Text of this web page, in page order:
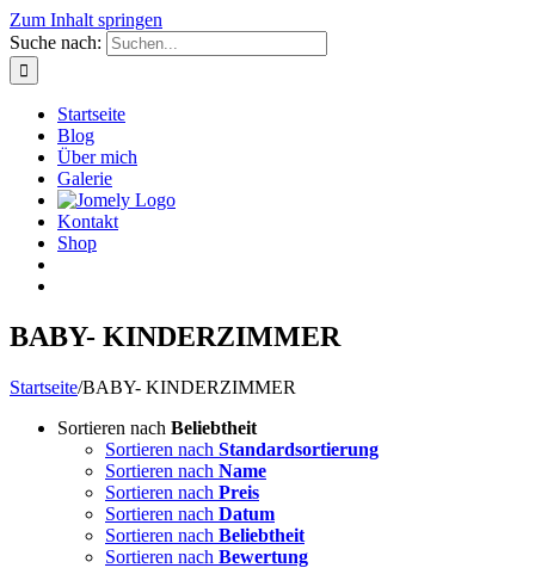
Zum Inhalt springen
Suche nach:
Startseite
Blog
Über mich
Galerie
Kontakt
Shop
BABY- KINDERZIMMER
Startseite/BABY- KINDERZIMMER
Sortieren nach Beliebtheit
Sortieren nach Standardsortierung
Sortieren nach Name
Sortieren nach Preis
Sortieren nach Datum
Sortieren nach Beliebtheit
Sortieren nach Bewertung